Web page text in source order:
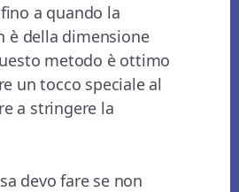
a quando la
è della dimensione
metodo è ottimo
un tocco speciale al
a stringere la
devo fare se non